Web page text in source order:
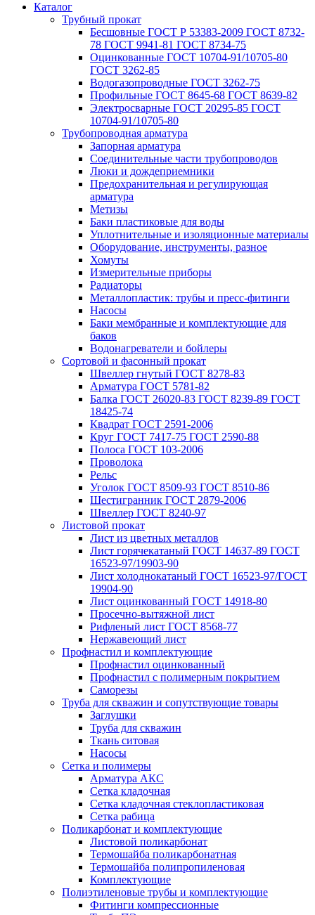
Каталог
Трубный прокат
Беcшовные ГОСТ Р 53383-2009 ГОСТ 8732-
78 ГОСТ 9941-81 ГОСТ 8734-75
Оцинкованные ГОСТ 10704-91/10705-80
ГОСТ 3262-85
Водогазопроводные ГОСТ 3262-75
Профильные ГОСТ 8645-68 ГОСТ 8639-82
Электросварные ГОСТ 20295-85 ГОСТ
10704-91/10705-80
Трубопроводная арматура
Запорная арматура
Соединительные части трубопроводов
Люки и дождеприемники
Предохранительная и регулирующая
арматура
Метизы
Баки пластиковые для воды
Уплотнительные и изоляционные материалы
Оборудование, инструменты, разное
Хомуты
Измерительные приборы
Радиаторы
Металлопластик: трубы и пресс-фитинги
Насосы
Баки мембранные и комплектующие для
баков
Водонагреватели и бойлеры
Сортовой и фасонный прокат
Швеллер гнутый ГОСТ 8278-83
Арматура ГОСТ 5781-82
Балка ГОСТ 26020-83 ГОСТ 8239-89 ГОСТ
18425-74
Квадрат ГОСТ 2591-2006
Круг ГОСТ 7417-75 ГОСТ 2590-88
Полоса ГОСТ 103-2006
Проволока
Рельс
Уголок ГОСТ 8509-93 ГОСТ 8510-86
Шестигранник ГОСТ 2879-2006
Швеллер ГОСТ 8240-97
Листовой прокат
Лист из цветных металлов
Лист горячекатаный ГОСТ 14637-89 ГОСТ
16523-97/19903-90
Лист холоднокатаный ГОСТ 16523-97/ГОСТ
19904-90
Лист оцинкованный ГОСТ 14918-80
Просечно-вытяжной лист
Рифленый лист ГОСТ 8568-77
Нержавеющий лист
Профнастил и комплектующие
Профнастил оцинкованный
Профнастил с полимерным покрытием
Саморезы
Труба для скважин и сопутствующие товары
Заглушки
Труба для скважин
Ткань ситовая
Насосы
Сетка и полимеры
Арматура АКС
Сетка кладочная
Сетка кладочная стеклопластиковая
Сетка рабица
Поликарбонат и комплектующие
Листовой поликарбонат
Термошайба поликарбонатная
Термошайба полипропиленовая
Комплектующие
Полиэтиленовые трубы и комплектующие
Фитинги компрессионные